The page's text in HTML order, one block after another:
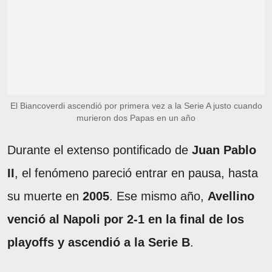
El Biancoverdi ascendió por primera vez a la Serie A justo cuando
murieron dos Papas en un año
Durante el extenso pontificado de Juan Pablo
II, el fenómeno pareció entrar en pausa, hasta
su muerte en 2005. Ese mismo año, Avellino
venció al Napoli por 2-1 en la final de los
playoffs y ascendió a la Serie B.